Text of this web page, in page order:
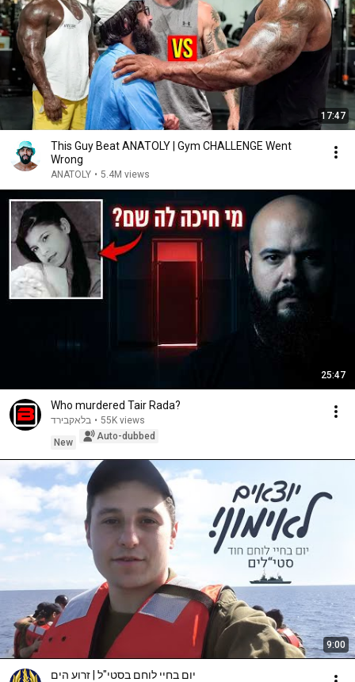
17:47
This Guy Beat ANATOLY | Gym CHALLENGE Went
Wrong
ANATOLY • 5.4M views
25:47
Who murdered Tair Rada?
בלאקבירד • 55K views
New
Auto-dubbed
9:00
יום בחיי לוחם בסטי"ל | זרוע הים